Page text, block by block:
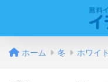
ホーム 冬 ホワイ